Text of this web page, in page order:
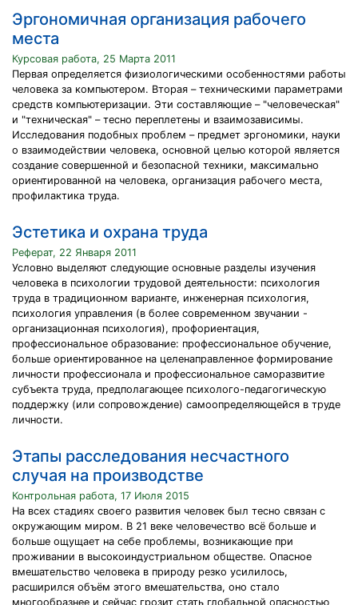
Эргономичная организация рабочего
места
Курсовая работа, 25 Марта 2011
Первая определяется физиологическими особенностями работы
человека за компьютером. Вторая – техническими параметрами
средств компьютеризации. Эти составляющие – "человеческая"
и "техническая" – тесно переплетены и взаимозависимы.
Исследования подобных проблем – предмет эргономики, науки
о взаимодействии человека, основной целью которой является
создание совершенной и безопасной техники, максимально
ориентированной на человека, организация рабочего места,
профилактика труда.
Эстетика и охрана труда
Реферат, 22 Января 2011
Условно выделяют следующие основные разделы изучения
человека в психологии трудовой деятельности: психология
труда в традиционном варианте, инженерная психология,
психология управления (в более современном звучании -
организационная психология), профориентация,
профессиональное образование: профессиональное обучение,
больше ориентированное на целенаправленное формирование
личности профессионала и профессиональное саморазвитие
субъекта труда, предполагающее психолого-педагогическую
поддержку (или сопровождение) самоопределяющейся в труде
личности.
Этапы расследования несчастного
случая на производстве
Контрольная работа, 17 Июля 2015
На всех стадиях своего развития человек был тесно связан с
окружающим миром. В 21 веке человечество всё больше и
больше ощущает на себе проблемы, возникающие при
проживании в высокоиндустриальном обществе. Опасное
вмешательство человека в природу резко усилилось,
расширился объём этого вмешательства, оно стало
многообразнее и сейчас грозит стать глобальной опасностью